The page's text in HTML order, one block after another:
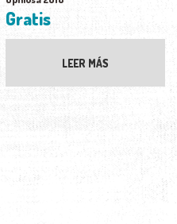
Gratis
LEER MÁS